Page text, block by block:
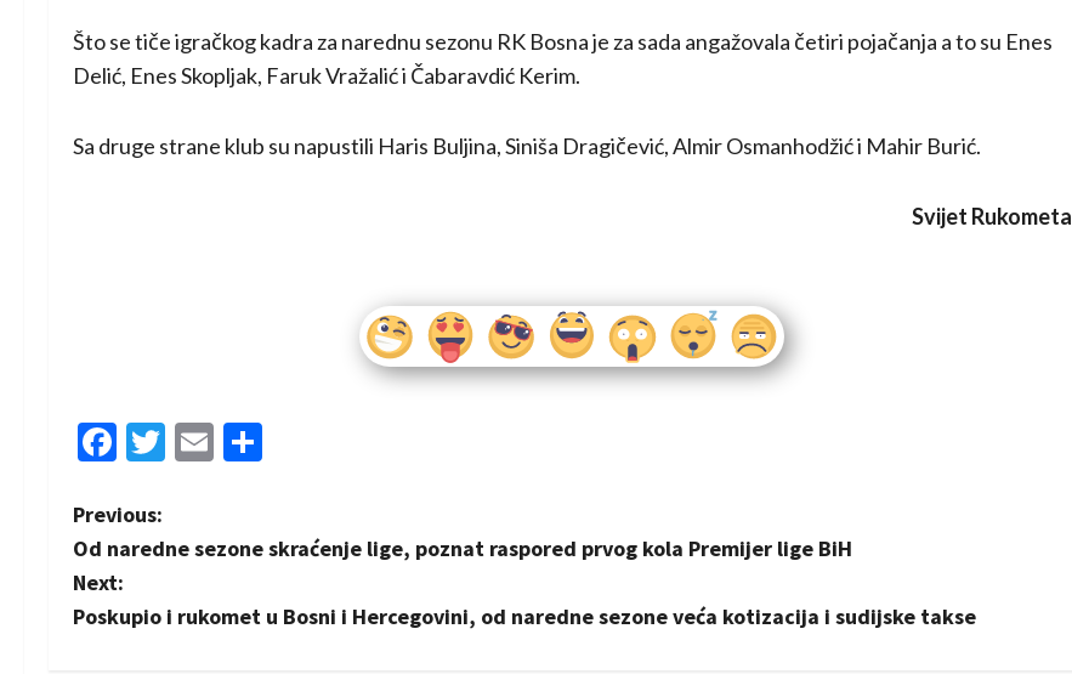
Što se tiče igračkog kadra za narednu sezonu RK Bosna je za sada angažovala četiri pojačanja a to su Enes
Delić, Enes Skopljak, Faruk Vražalić i Čabaravdić Kerim.
Sa druge strane klub su napustili Haris Buljina, Siniša Dragičević, Almir Osmanhodžić i Mahir Burić.
Svijet Rukometa
Facebook
Twitter
Email
P
o
s
Previous:
Od naredne sezone skraćenje lige, poznat raspored prvog kola Premijer lige BiH
Next:
Poskupio i rukomet u Bosni i Hercegovini, od naredne sezone veća kotizacija i sudijske takse